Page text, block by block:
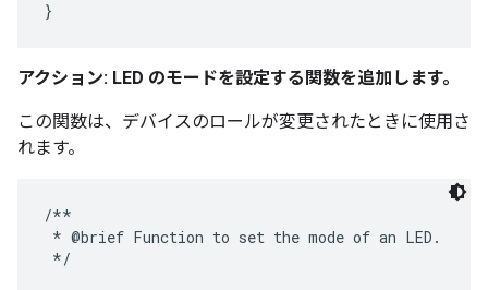
アクション: LED のモードを設定する関数を追加します。
この関数は、デバイスのロールが変更されたときに使用さ
れます。
/**
* @brief Function to set the mode of an LED.
*/